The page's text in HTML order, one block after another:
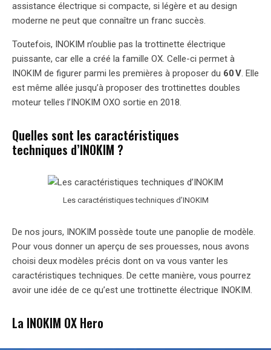
assistance électrique si compacte, si légère et au design
moderne ne peut que connaître un franc succès.
Toutefois, INOKIM n’oublie pas la trottinette électrique
puissante, car elle a créé la famille OX. Celle-ci permet à
INOKIM de figurer parmi les premières à proposer du 60 V. Elle
est même allée jusqu’à proposer des trottinettes doubles
moteur telles l’INOKIM OXO sortie en 2018.
Quelles sont les caractéristiques
techniques d’INOKIM ?
Les caractéristiques techniques d’INOKIM
De nos jours, INOKIM possède toute une panoplie de modèle.
Pour vous donner un aperçu de ses prouesses, nous avons
choisi deux modèles précis dont on va vous vanter les
caractéristiques techniques. De cette manière, vous pourrez
avoir une idée de ce qu’est une trottinette électrique INOKIM.
La INOKIM OX Hero